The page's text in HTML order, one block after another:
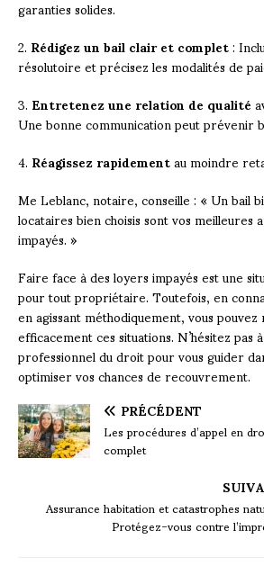
garanties solides.
2.Rédigez un bail clair et complet:
résolutoire et précisez les modalités de
3.Entretenez une relation de qualité
Une bonne communication peut prévenir
4.Réagissez rapidementau moindre
Me Leblanc, notaire, conseille : « Un bail
locataires bien choisis sont vos
impayés. »
Faire face à des loyers impayés est une
pour tout propriétaire. Toutefois, en
en agissant méthodiquement, vous
efficacement ces situations. N’hésitez pas
professionnel du droit pour vous guider
optimiser vos chances de recouvrement.
PRÉCÉDENT
Les procédures d’appel en
complet
Assurance habitation et catastrophes
Protégez-vous contre